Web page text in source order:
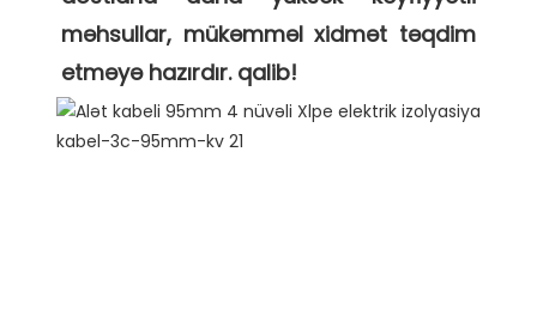
məhsullar, mükəmməl xidmət təqdim